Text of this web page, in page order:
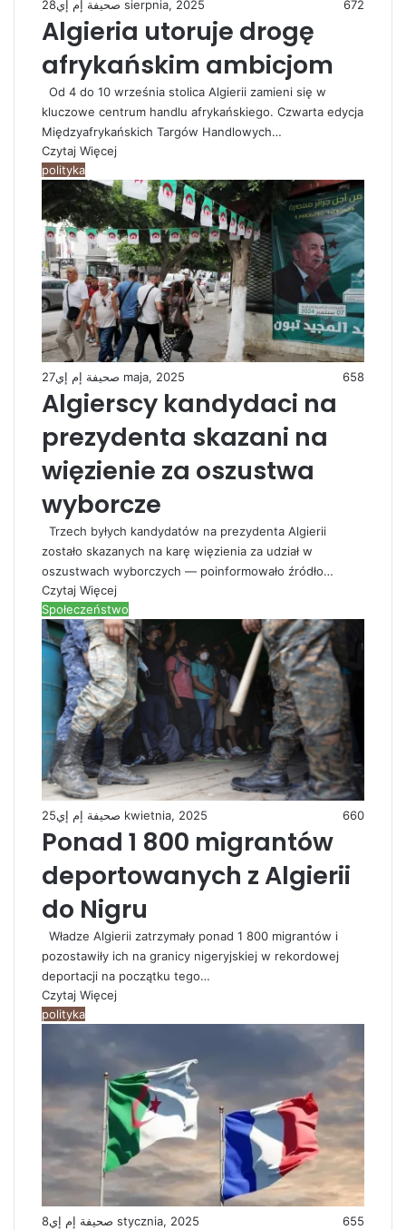
صحيفة إم إي 28 sierpnia, 2025 672
Algieria utoruje drogę
afrykańskim ambicjom
Od 4 do 10 września stolica Algierii zamieni się w
kluczowe centrum handlu afrykańskiego. Czwarta edycja
Międzyafrykańskich Targów Handlowych…
Czytaj Więcej
polityka
صحيفة إم إي 27 maja, 2025 658
Algierscy kandydaci na
prezydenta skazani na
więzienie za oszustwa
wyborcze
Trzech byłych kandydatów na prezydenta Algierii
zostało skazanych na karę więzienia za udział w
oszustwach wyborczych — poinformowało źródło…
Czytaj Więcej
Społeczeństwo
صحيفة إم إي 25 kwietnia, 2025 660
Ponad 1 800 migrantów
deportowanych z Algierii
do Nigru
Władze Algierii zatrzymały ponad 1 800 migrantów i
pozostawiły ich na granicy nigeryjskiej w rekordowej
deportacji na początku tego…
Czytaj Więcej
polityka
صحيفة إم إي 8 stycznia, 2025 655